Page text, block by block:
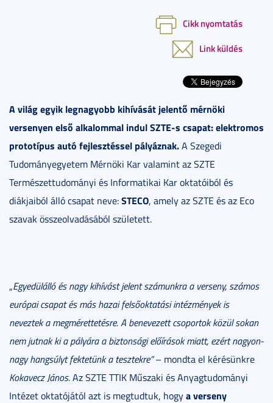
Cikk nyomtatás
Link küldés
A világ egyik legnagyobb kihívását jelentő mérnöki
versenyen első alkalommal indul SZTE-s csapat: elektromos
prototípus autó fejlesztéssel pályáznak.A Szegedi
Tudományegyetem Mérnöki Kar valamint az SZTE
Természettudományi és Informatikai Kar oktatóiból és
diákjaiból álló csapat neve:STECO, amely az SZTE és az Eco
szavak összeolvadásából született.
„Egyedülálló és nagy kihívást jelent számunkra a verseny, számos
európai csapat és más hazai felsőoktatási intézmények is
neveztek a megmérettetésre. A benevezett csoportok közül sokan
nem jutnak ki a pályára a biztonsági előírások miatt, ezért nagyon-
nagy hangsúlyt fektetünk a tesztekre”– mondta el kérésünkre
Kokavecz János.Az SZTE TTIK Műszaki és Anyagtudományi
Intézet oktatójától azt is megtudtuk, hogya verseny